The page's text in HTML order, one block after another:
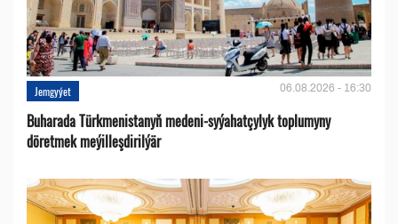
Jemgyýet 06.08.2026 - 16:30
Buharada Türkmenistanyň medeni-syýahatçylyk toplumyny
döretmek meýilleşdirilýär